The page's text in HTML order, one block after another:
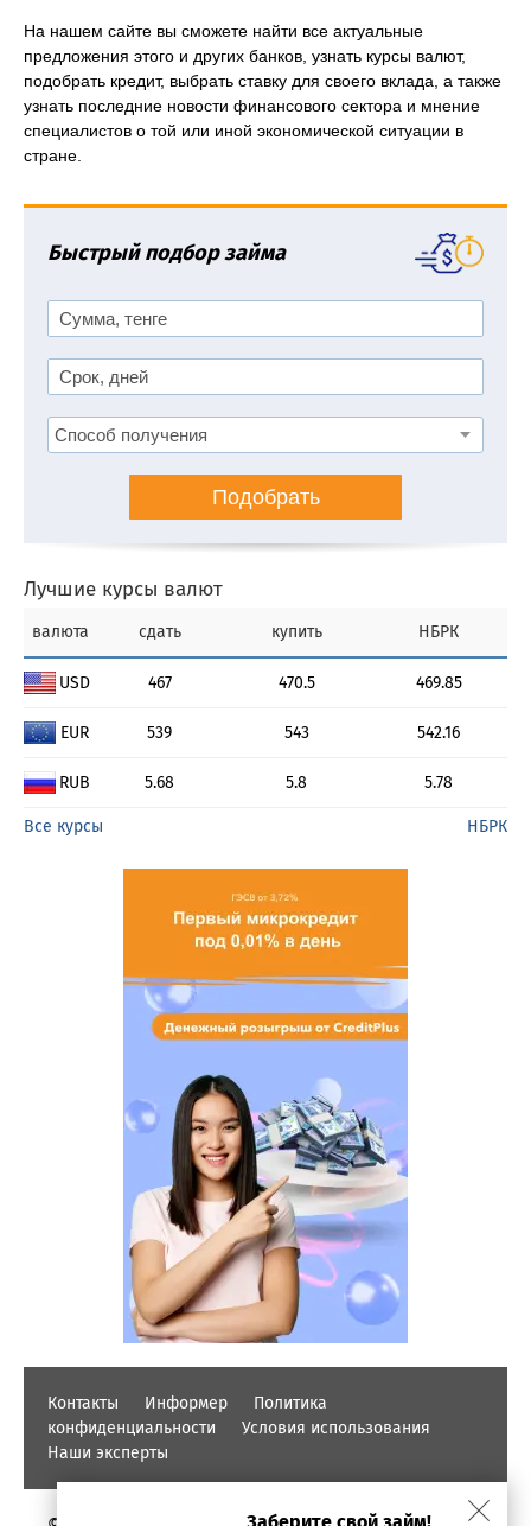
На нашем сайте вы сможете найти все актуальные
предложения этого и других банков, узнать курсы валют,
подобрать кредит, выбрать ставку для своего вклада, а также
узнать последние новости финансового сектора и мнение
специалистов о той или иной экономической ситуации в
стране.
Быстрый подбор займа
Подобрать
Лучшие курсы валют
валюта сдать купить НБРК
USD 467 470.5 469.85
EUR 539 543 542.16
RUB 5.68 5.8 5.78
Все курсы НБРК
Контакты Информер
Политика
конфиденциальности
Условия использования
Наши эксперты